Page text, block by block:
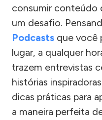
consumir conteúdo
um desafio.
Podcasts que você
lugar, a qualquer
trazem entrevistas
histórias
dicas práticas para
a maneira perfeita